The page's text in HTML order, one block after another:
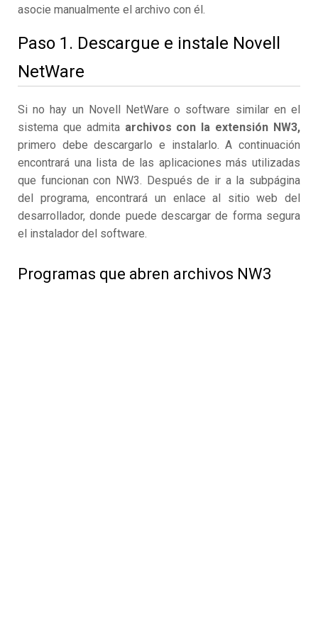
asocie manualmente el archivo con él.
Paso 1. Descargue e instale Novell
NetWare
Si no hay un Novell NetWare o software similar en el
sistema que admita archivos con la extensión NW3,
primero debe descargarlo e instalarlo. A continuación
encontrará una lista de las aplicaciones más utilizadas
que funcionan con NW3. Después de ir a la subpágina
del programa, encontrará un enlace al sitio web del
desarrollador, donde puede descargar de forma segura
el instalador del software.
Programas que abren archivos NW3